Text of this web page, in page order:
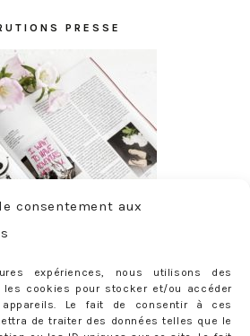
consentement aux
expériences, nous utilisons des
les cookies pour stocker et/ou accéder
Le fait de consentir à ces
de traiter des données telles que le
PRESSE